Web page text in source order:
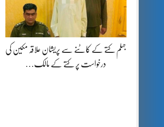
جہلم کتے کے کاٹنے سے پریشان علاقہ مکین کی
درخواست پر کتے کے مالک…